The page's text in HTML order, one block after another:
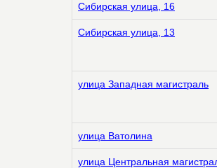
Сибирская улица, 16
Сибирская улица, 13
улица Западная магистраль
улица Ватолина
улица Центральная